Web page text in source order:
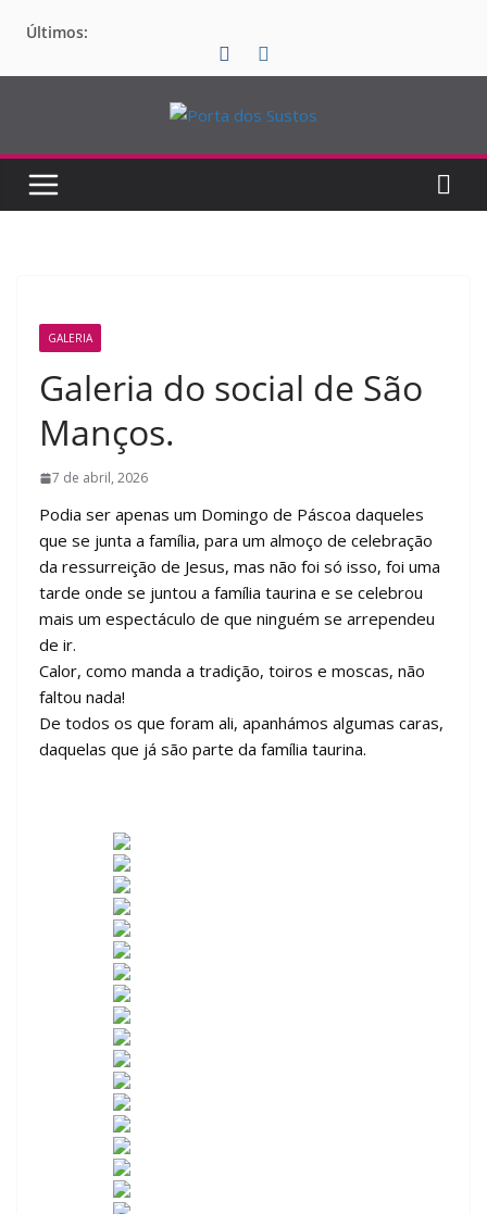
paraÚltimos:
GALERIA
Galeria do social de São
Manços.
7 de abril, 2026
Podia ser apenas um Domingo de Páscoa daqueles
que se junta a família, para um almoço de celebração
da ressurreição de Jesus, mas não foi só isso, foi uma
tarde onde se juntou a família taurina e se celebrou
mais um espectáculo de que ninguém se arrependeu
de ir.
Calor, como manda a tradição, toiros e moscas, não
faltou nada!
De todos os que foram ali, apanhámos algumas caras,
daquelas que já são parte da família taurina.